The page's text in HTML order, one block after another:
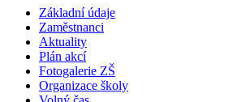
Základní údaje
Zaměstnanci
Aktuality
Plán akcí
Fotogalerie ZŠ
Organizace školy